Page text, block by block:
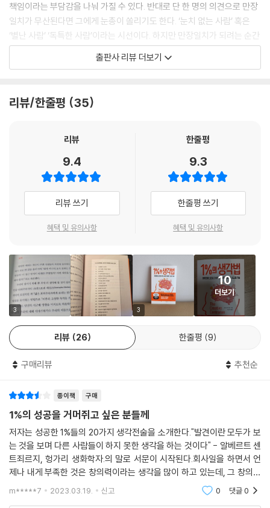
책임이라는 부담감을 나눠 가질 수 있다. 반대로 단 한 명의 의견으로 만장
일치가 무산된다면 그에게 눈총이 쏠리기도 한다. ‘눈치 없는 사람’ 혹은
‘별난 사람’ ‘독특한 사람’이라는 시선이다. 하지만 만장일치가 되려는 순간
무언가 잘못 되었다는 판단을 내리고 안건 상정을 미룬 사람이 있다. 미국
최초의 경영인이자 세계사에서 가장 잘 알려진 전문경영인 모델, 제너럴
“투표합시다.”라고 말했다. 표결이 시작되고 각 임원은 안건에 모두 ‘찬
던지면 만장일치가 되겠군요. 그런 이유로 저는 다음 달까지 이 안건 상정
않는군요.”(-본문 중에서)
모두가 같은 생각을 한다는 것을 정말 바람직하다고 볼 수 있을까? 모든 것
엔 장단점이 존재하고 그것을 바라보는 사람도 각기 가치 판단을 내리는
기준이 다르다. 그럼에도 모두가 한목소리를 낸다는 것은 ‘집단 사고’의 늪
하는 데 두려워하지 않고 자신의 생각을 피력함으로써 집단 사고 상황에서
벗어나는 창의적 사고 방법이 담겨 있다. 정말 합리적인 선택지는 다양한
의견이 반영되고, 여러 대안이 마련된 것이다. 다른 사람의 의견에 지나치
게 얽매이지 않고 마음속 생각을 재미있고 강력하게 이야기하는 20가지
현명한 바보 전략을 소개한다.
생활 속 궁금증을 1퍼센트의 사고법으로 승화시킨다
는 1퍼센트의 사고 전략을 제시하고 있다. 종종 떠오르는 ‘의아함’ ‘궁금증’
등을 접어두는 것은 스스로 창의력을 저하시키는 것이나 다름없다. 세계적
인 기업의 창의력 컨설턴트 로저 본 외흐는 다년간의 창의적 사고 노하우
를 압축해 일상에서 이 궁금증을 묻지 않고 서랍에서 꺼내는 방법 20가지
를 구체적으로 제시하고 있다.
1. 대세를 거스른다 : 창의력을 끌어올리는 전략 첫 번째는 집단 사고에서
출판사 리뷰 더보기
리뷰/한줄평 35
리뷰
9.4
리뷰 쓰기
혜택 및 유의사항
한줄평
9.3
한줄평 쓰기
혜택 및 유의사항
3 3
10
더보기
리뷰 26 한줄평 9
구매리뷰 추천순
종이책 구매
1%의 성공을 거머쥐고 싶은 분들께
저자는 성공한 1%들의 20가지 생각전술을 소개한다."발견이란 모두가 보
는 것을 보며 다른 사람들이 하지 못한 생각을 하는 것이다" - 알베르트 센
트죄르지, 헝가리 생화학자.의 말로 서문이 시작된다.회사일을 하면서 언
제나 내게 부족한 것은 창의력이라는 생각을 많이 하고 있는데, 그 창의력
이 책을 읽다 보면 생기기는 하는 것인지 늘 의문이었다.말 그대로 크리에
m*****7 2023.03.19. 신고 0 댓글0